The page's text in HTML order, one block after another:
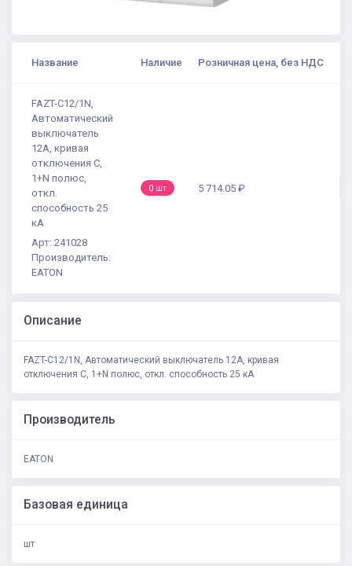
Название Наличие Розничная цена, без НДС
FAZT-C12/1N,
Автоматический
выключатель
12А, кривая
отключения С,
1+N полюс,
откл.
способность 25
кА
Арт: 241028
Производитель:
EATON
0 шт 5 714.05 ₽
Описание
FAZT-C12/1N, Автоматический выключатель 12А, кривая
отключения С, 1+N полюс, откл. способность 25 кА
Производитель
EATON
Базовая единица
шт